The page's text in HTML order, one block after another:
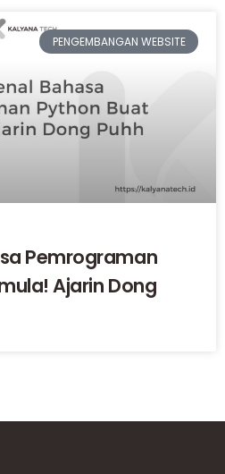
PENGEMBANGAN WEBSITE
Pemrograman
Ajarin Dong